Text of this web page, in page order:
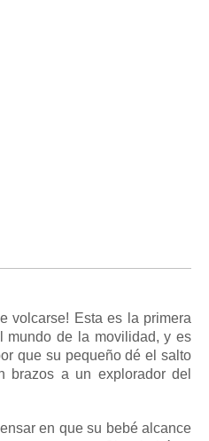
volcarse! Esta es la primera
mundo de la movilidad, y es
que su pequeño dé el salto
brazos a un explorador del
en que su bebé alcance